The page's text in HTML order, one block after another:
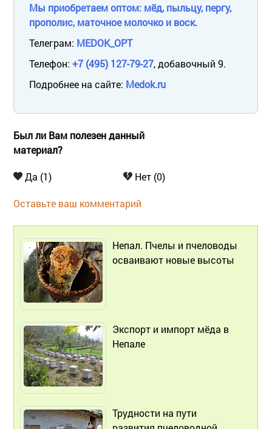
Мы приобретаем оптом: мёд, пыльцу, пергу,
прополис, маточное молочко и воск.
Телеграм: MEDOK_OPT
Телефон: +7 (495) 127-79-27, добавочный 9.
Подробнее на сайте: Medok.ru
Был ли Вам полезен данный
материал?
Да (1) Нет (0)
Оставьте ваш комментарий
Непал. Пчелы и пчеловоды
осваивают новые высоты
Экспорт и импорт мёда в
Непале
Трудности на пути